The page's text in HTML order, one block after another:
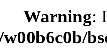
Warning: